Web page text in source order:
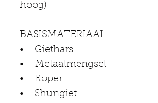
hoog)
BASISMATERIAAL
•    Giethars
•    Metaalmengsel
•    Koper
•    Shungiet